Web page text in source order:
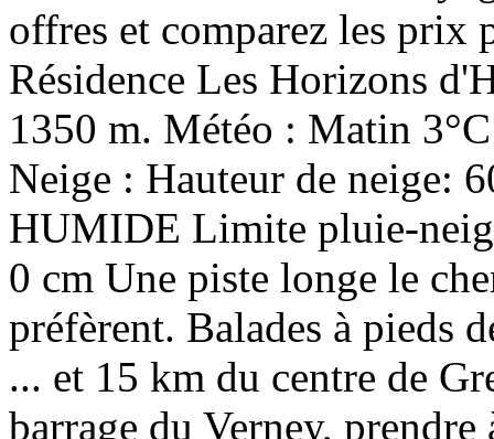
offres et comparez les prix
Résidence Les Horizons
1350 m. Météo : Matin
Neige : Hauteur de neige:
HUMIDE Limite pluie-
0 cm Une piste longe le
préfèrent. Balades à pieds
... et 15 km du centre de
barrage du Verney,